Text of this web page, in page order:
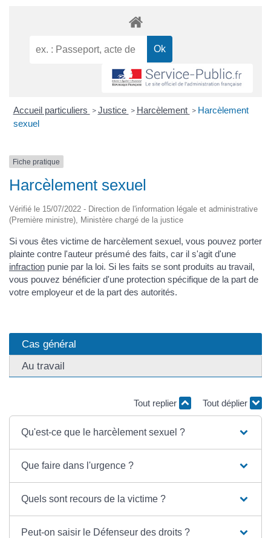
Accueil particuliers > Justice > Harcèlement > Harcèlement
sexuel
Fiche pratique
Harcèlement sexuel
Vérifié le 15/07/2022 - Direction de l'information légale et administrative
(Première ministre), Ministère chargé de la justice
Si vous êtes victime de harcèlement sexuel, vous pouvez porter
plainte contre l'auteur présumé des faits, car il s'agit d'une
infraction punie par la loi. Si les faits se sont produits au travail,
vous pouvez bénéficier d'une protection spécifique de la part de
votre employeur et de la part des autorités.
Cas général
Au travail
Tout replier Tout déplier
Qu'est-ce que le harcèlement sexuel ?
Que faire dans l'urgence ?
Quels sont recours de la victime ?
Peut-on saisir le Défenseur des droits ?